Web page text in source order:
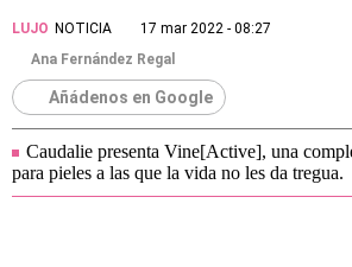
LUJO NOTICIA
17 mar 2022 - 08:27
Ana Fernández Regal
Añádenos en Google
Caudalie presenta Vine[Active], una
para pieles a las que la vida no les da tregua.